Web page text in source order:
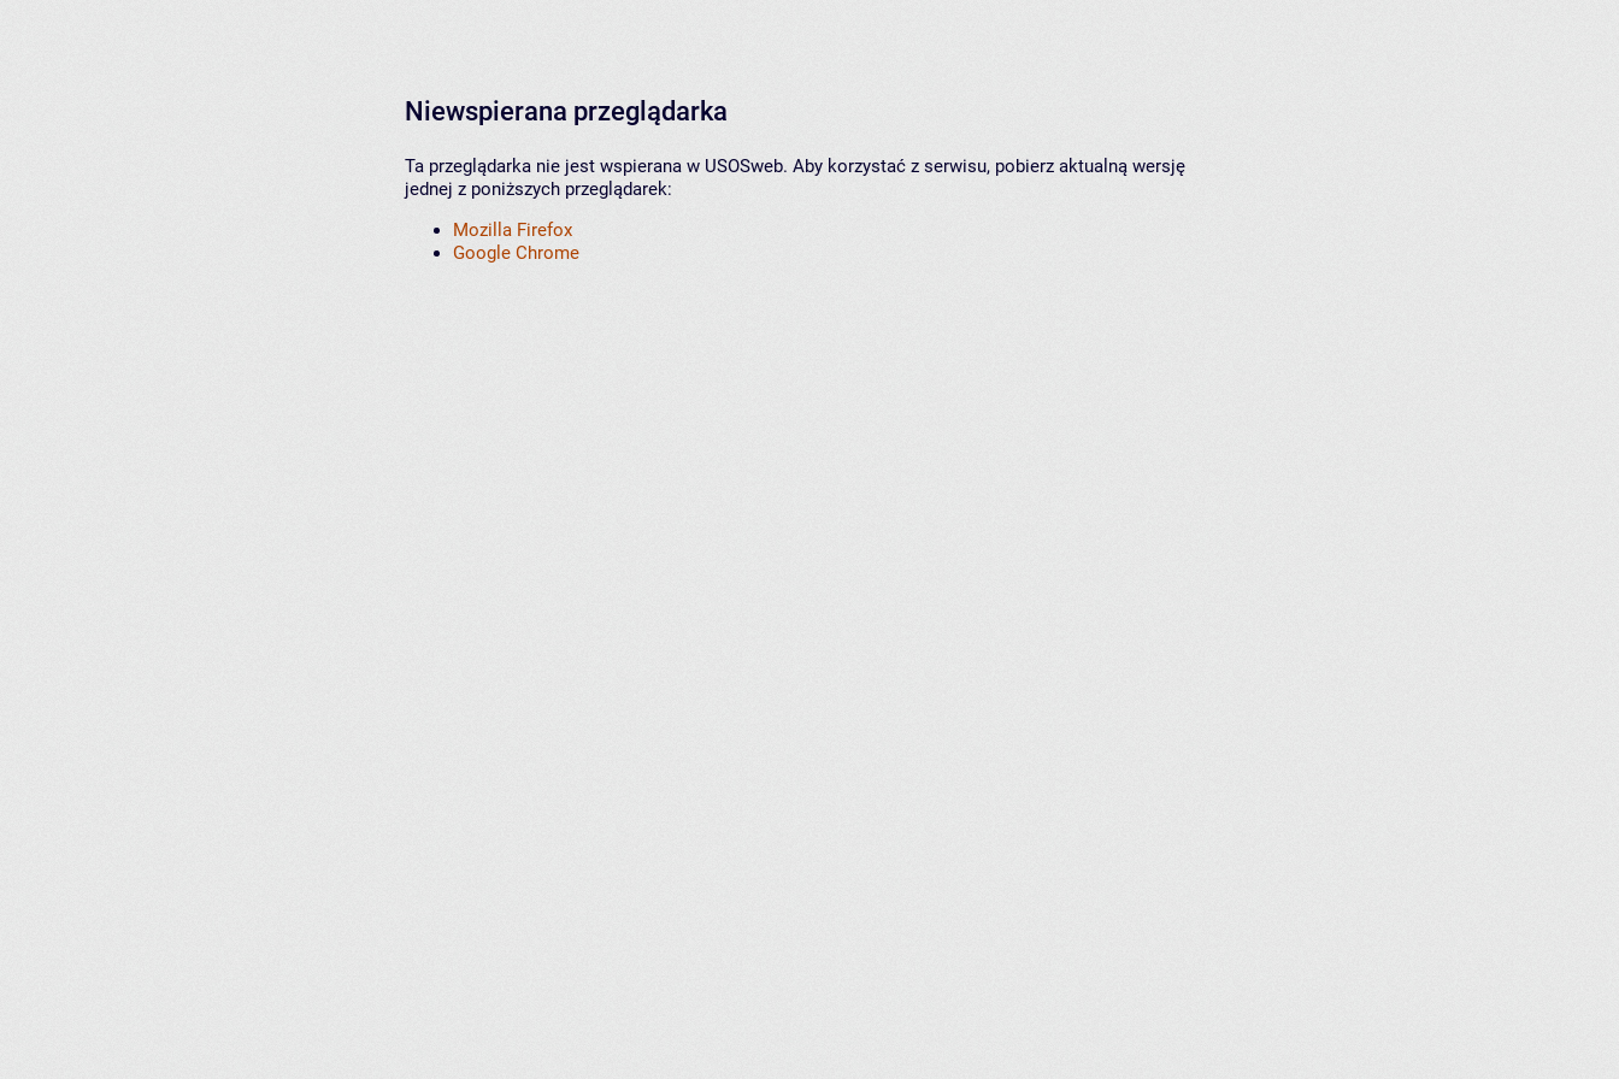
Niewspierana przeglądarka
Ta przeglądarka nie jest wspierana w USOSweb. Aby korzystać z serwisu, pobierz aktualną wersję
jednej z poniższych przeglądarek:
Mozilla Firefox
Google Chrome